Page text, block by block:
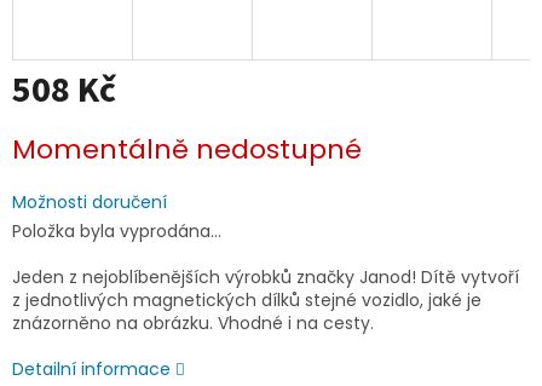
508 Kč
cena:
Momentálně nedostupné
Možnosti doručení
Položka byla vyprodána…
Jeden z nejoblíbenějších výrobků značky Janod! Dítě vytvoří
z jednotlivých magnetických dílků stejné vozidlo, jaké je
znázorněno na obrázku. Vhodné i na cesty.
Detailní informace